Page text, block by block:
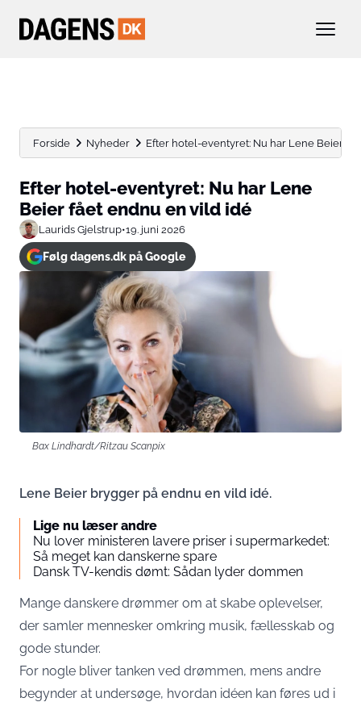
Forside Nyheder Efter hotel-eventyret: Nu har Lene Beier
Efter hotel-eventyret: Nu har Lene
Beier fået endnu en vild idé
Laurids Gjelstrup•19. juni 2026
Følg dagens.dk på Google
Bax Lindhardt/Ritzau Scanpix
Lene Beier brygger på endnu en vild idé.
Lige nu læser andre
Nu lover ministeren lavere priser i supermarkedet:
Så meget kan danskerne spare
Dansk TV-kendis dømt: Sådan lyder dommen
Mange danskere drømmer om at skabe oplevelser,
der samler mennesker omkring musik, fællesskab og
gode stunder.
For nogle bliver tanken ved drømmen, mens andre
begynder at undersøge, hvordan idéen kan føres ud i